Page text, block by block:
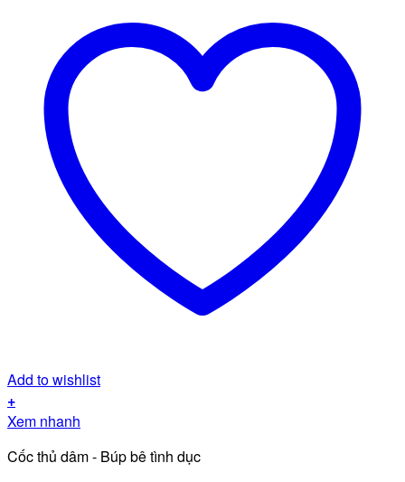
Add to wishlist
+
Sản
này
Xem nhanh
Cốc thủ dâm - Búp bê tình dục